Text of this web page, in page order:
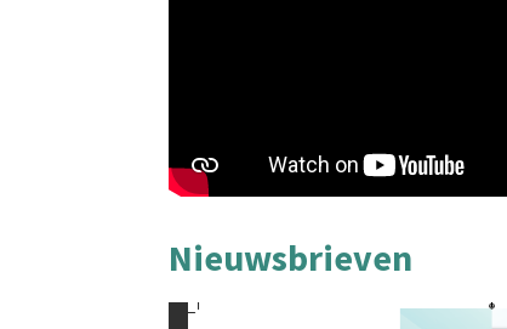
Nieuwsbrieven